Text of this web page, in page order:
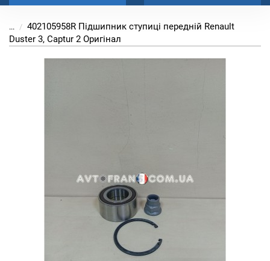
...
402105958R Підшипник ступиці передній Renault
Duster 3, Captur 2 Оригінал